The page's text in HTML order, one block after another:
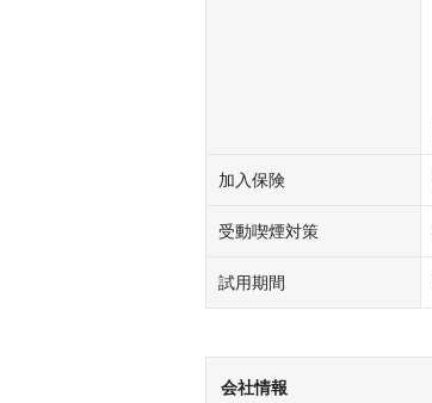
加入保険
受動喫煙対策
試用期間
会社情報